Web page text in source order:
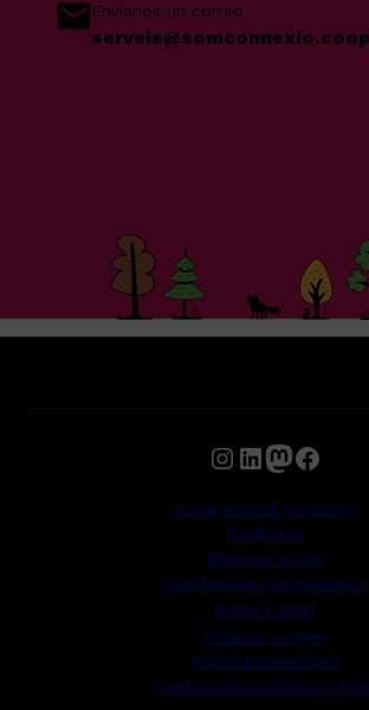
Envíanos un correo
serveis@somconnexio.coop
Instagram LinkedIn Mastodon Facebook
Junta arbitral consumo
Estatutos
Balance social
Condiciones contratación
Aviso Legal
Política cookies
Política privacidad
Política privacidad en